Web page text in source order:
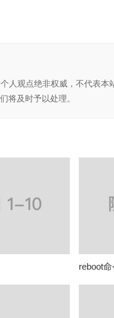
人观点绝非权威，不代表
将及时予以处理。
reboot